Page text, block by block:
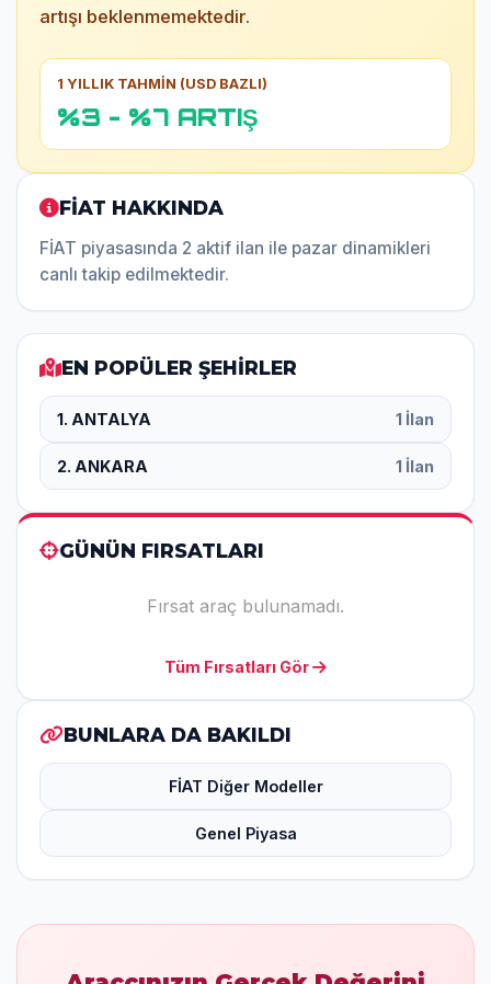
artışı beklenmemektedir.
1 YILLIK TAHMİN (USD BAZLI)
%3 - %7 ARTIŞ
FİAT HAKKINDA
FİAT piyasasında 2 aktif ilan ile pazar dinamikleri
canlı takip edilmektedir.
EN POPÜLER ŞEHİRLER
1. ANTALYA 1 İlan
2. ANKARA 1 İlan
GÜNÜN FIRSATLARI
Fırsat araç bulunamadı.
Tüm Fırsatları Gör
BUNLARA DA BAKILDI
FİAT Diğer Modeller
Genel Piyasa